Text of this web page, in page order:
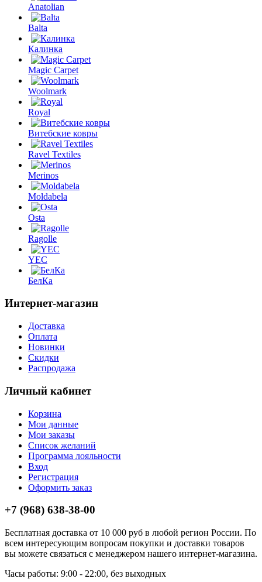
Anatolian
Balta
Калинка
Magic Carpet
Woolmark
Royal
Витебские ковры
Ravel Textiles
Merinos
Moldabela
Osta
Ragolle
YEC
БелКа
Интернет-магазин
Доставка
Оплата
Новинки
Скидки
Распродажа
Личный кабинет
Корзина
Мои данные
Мои заказы
Список желаний
Программа лояльности
Вход
Регистрация
Оформить заказ
+7 (968) 638-38-00
Бесплатная доставка от 10 000 руб в любой регион России. По
всем интересующим вопросам покупки и доставки товаров
вы можете связаться с менеджером нашего интернет-магазина.
Часы работы: 9:00 - 22:00, без выходных